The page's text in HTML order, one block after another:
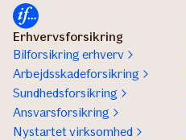
Erhvervsforsikring
Bilforsikring erhverv
Arbejdsskadeforsikring
Sundhedsforsikring
Ansvarsforsikring
Nystartet virksomhed